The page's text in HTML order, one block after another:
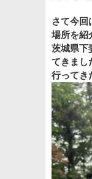
さて今回
場所を紹
茨城県下
てきまし
行ってき